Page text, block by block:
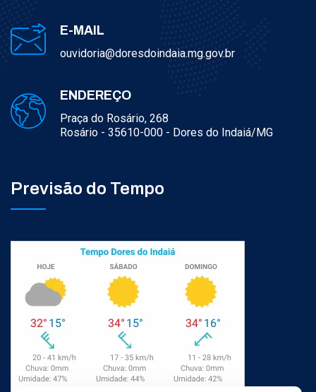
E-MAIL
ouvidoria@doresdoindaia.mg.gov.br
ENDEREÇO
Praça do Rosário, 268
Rosário - 35610-000 - Dores do Indaiá/MG
Previsão do Tempo